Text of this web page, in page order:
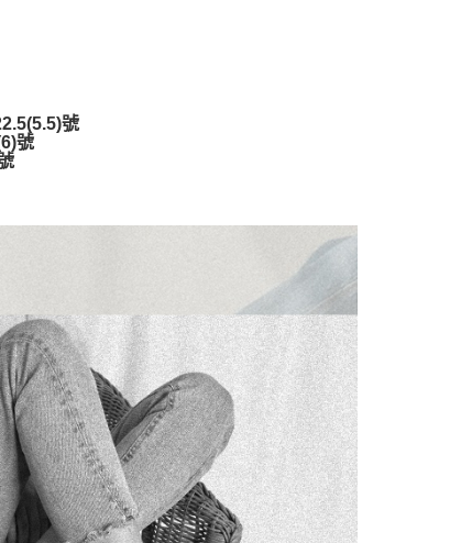
#terms3
者請事先徵得法定代理人或監護人之同意方可使用
付」，若未經同意申辦者引起之損失，本公司不負相關責
先享後付」時，將依據個別帳號之用戶狀況，依本公司
份有限公司將有權停止該用戶之使用額度並採取法律行
號
號